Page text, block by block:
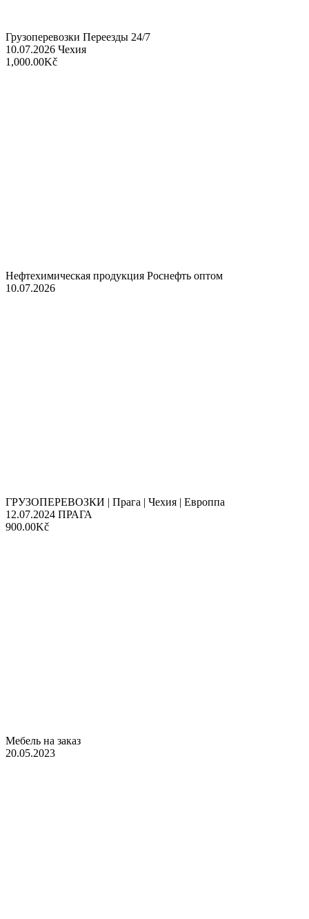
Грузоперевозки Переезды 24/7
10.07.2026 Чехия
1,000.00Kč
Нефтехимическая продукция Роснефть оптом
10.07.2026
ГРУЗОПЕРЕВОЗКИ | Прага | Чехия | Европпа
12.07.2024 ПРАГА
900.00Kč
Мебель на заказ
20.05.2023